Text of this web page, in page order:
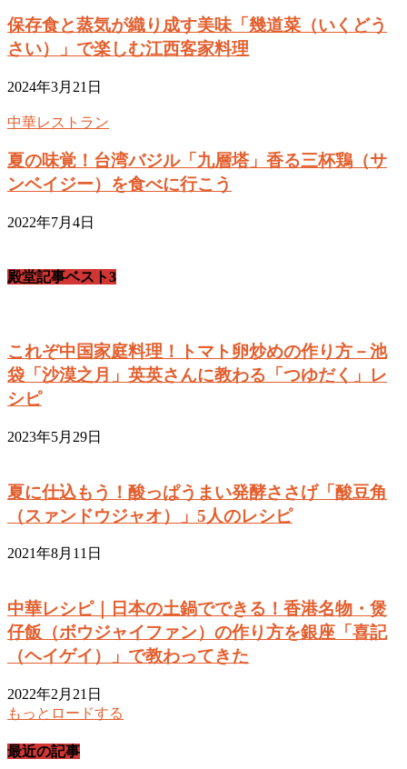
保存食と蒸気が織り成す美味「幾道菜（いくどう
さい）」で楽しむ江西客家料理
2024年3月21日
中華レストラン
夏の味覚！台湾バジル「九層塔」香る三杯鶏（サ
ンベイジー）を食べに行こう
2022年7月4日
殿堂記事ベスト3
これぞ中国家庭料理！トマト卵炒めの作り方－池
袋「沙漠之月」英英さんに教わる「つゆだく」レ
シピ
2023年5月29日
夏に仕込もう！酸っぱうまい発酵ささげ「酸豆角
（スァンドウジャオ）」5人のレシピ
2021年8月11日
中華レシピ｜日本の土鍋でできる！香港名物・煲
仔飯（ボウジャイファン）の作り方を銀座「喜記
（ヘイゲイ）」で教わってきた
2022年2月21日
もっとロードする
最近の記事